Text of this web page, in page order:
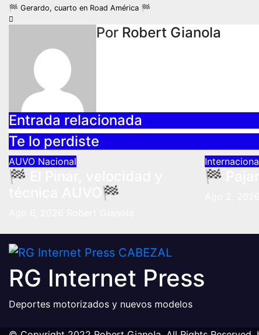
Navegación
entradas
🏁 Gerardo, cuarto en Road América 🏁
Por Robert Gianola
Entrada relacionada
Te lo perdiste
AUVO Nacional
🏁 El Pinar, velocidad y
técnica AUVO🏁
🏁
RG Internet Press
Deportes motorizados y nuevos modelos